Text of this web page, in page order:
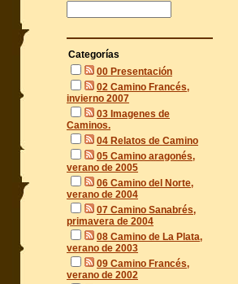
Categorías
00 Presentación
02 Camino Francés,
invierno 2007
03 Imagenes de
Caminos.
04 Relatos de Camino
05 Camino aragonés,
verano de 2005
06 Camino del Norte,
verano de 2004
07 Camino Sanabrés,
primavera de 2004
08 Camino de La Plata,
verano de 2003
09 Camino Francés,
verano de 2002